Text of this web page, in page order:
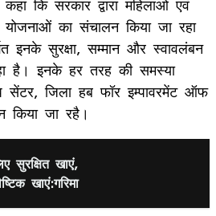
का संचालन किया जा रहा
इनके सुरक्षा, सम्मान और स्वावलंबन
है। इनके हर तरह की समस्या
सेंटर, जिला हब फॉर इम्पावरमेंट ऑफ
किया जा रहै।
सुरक्षित खाएं,
खाएं:गरिमा